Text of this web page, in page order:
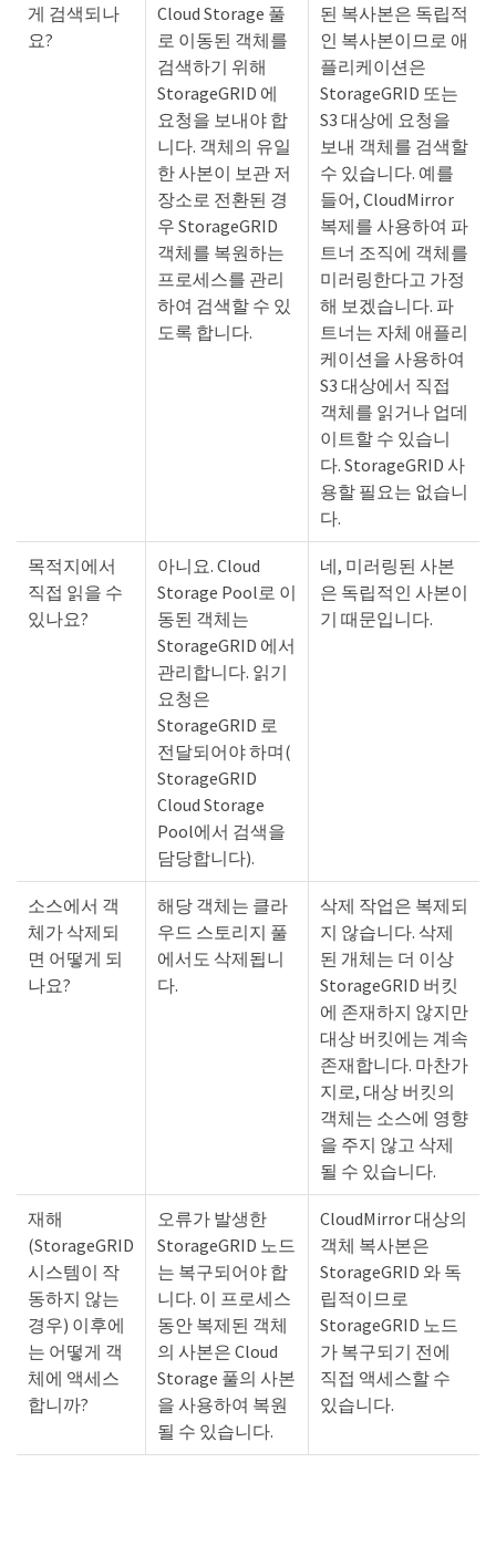
게 검색되나
요?
Cloud Storage 풀
로 이동된 객체를
검색하기 위해
StorageGRID 에
요청을 보내야 합
니다. 객체의 유일
한 사본이 보관 저
장소로 전환된 경
우 StorageGRID
객체를 복원하는
프로세스를 관리
하여 검색할 수 있
도록 합니다.
된 복사본은 독립적
인 복사본이므로 애
플리케이션은
StorageGRID 또는
S3 대상에 요청을
보내 객체를 검색할
수 있습니다. 예를
들어, CloudMirror
복제를 사용하여 파
트너 조직에 객체를
미러링한다고 가정
해 보겠습니다. 파
트너는 자체 애플리
케이션을 사용하여
S3 대상에서 직접
객체를 읽거나 업데
이트할 수 있습니
다. StorageGRID 사
용할 필요는 없습니
다.
목적지에서
직접 읽을 수
있나요?
아니요. Cloud
Storage Pool로 이
동된 객체는
StorageGRID 에서
관리합니다. 읽기
요청은
StorageGRID 로
전달되어야 하며(
StorageGRID
Cloud Storage
Pool에서 검색을
담당합니다).
네, 미러링된 사본
은 독립적인 사본이
기 때문입니다.
소스에서 객
체가 삭제되
면 어떻게 되
나요?
해당 객체는 클라
우드 스토리지 풀
에서도 삭제됩니
다.
삭제 작업은 복제되
지 않습니다. 삭제
된 개체는 더 이상
StorageGRID 버킷
에 존재하지 않지만
대상 버킷에는 계속
존재합니다. 마찬가
지로, 대상 버킷의
객체는 소스에 영향
을 주지 않고 삭제
될 수 있습니다.
재해
(StorageGRID
시스템이 작
동하지 않는
경우) 이후에
는 어떻게 객
체에 액세스
합니까?
오류가 발생한
StorageGRID 노드
는 복구되어야 합
니다. 이 프로세스
동안 복제된 객체
의 사본은 Cloud
Storage 풀의 사본
을 사용하여 복원
될 수 있습니다.
CloudMirror 대상의
객체 복사본은
StorageGRID 와 독
립적이므로
StorageGRID 노드
가 복구되기 전에
직접 액세스할 수
있습니다.